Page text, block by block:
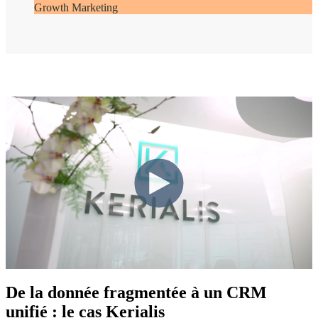
Growth Marketing
De la donnée fragmentée à un CRM
unifié : le cas Kerialis